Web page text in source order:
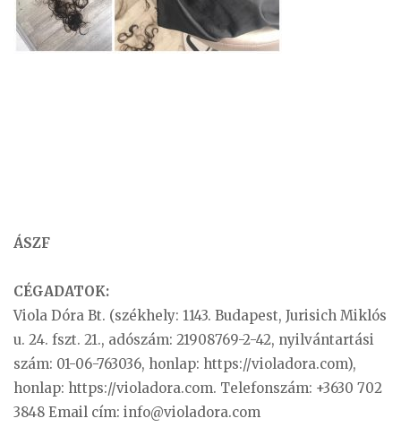
ÁSZF
CÉGADATOK:
Viola Dóra Bt. (székhely: 1143. Budapest, Jurisich Miklós
u. 24. fszt. 21., adószám: 21908769-2-42, nyilvántartási
szám: 01-06-763036, honlap: https://violadora.com),
honlap: https://violadora.com. Telefonszám: +3630 702
3848 Email cím: info@violadora.com